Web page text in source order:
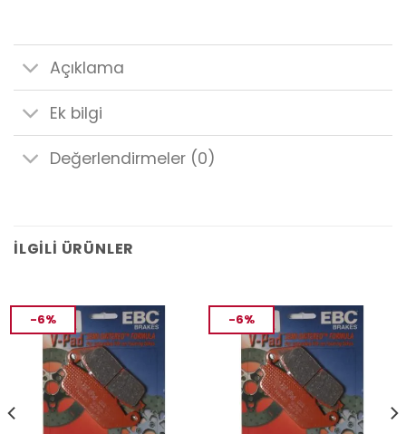
Açıklama
Ek bilgi
Değerlendirmeler (0)
İLGILI ÜRÜNLER
-6% -6%